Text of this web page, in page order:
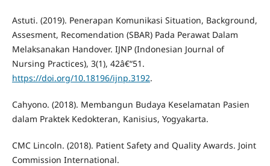
Astuti. (2019). Penerapan Komunikasi Situation, Background,
Assesment, Recomendation (SBAR) Pada Perawat Dalam
Melaksanakan Handover. IJNP (Indonesian Journal of
Nursing Practices), 3(1), 42â€“51.
https://doi.org/10.18196/ijnp.3192.
Cahyono. (2018). Membangun Budaya Keselamatan Pasien
dalam Praktek Kedokteran, Kanisius, Yogyakarta.
CMC Lincoln. (2018). Patient Safety and Quality Awards. Joint
Commission International.